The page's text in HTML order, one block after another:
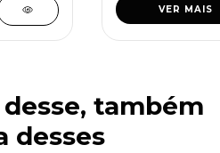
VER MAIS
também
desses